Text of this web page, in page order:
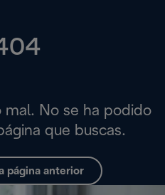
mal. No se ha podido
que buscas.
página anterior